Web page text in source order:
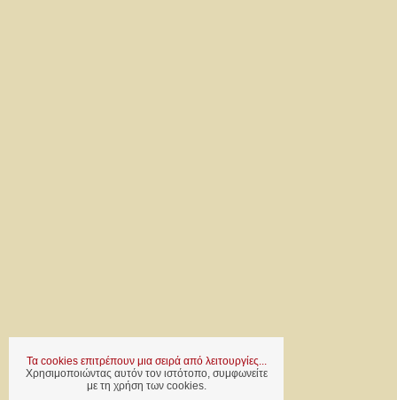
Τα cookies επιτρέπουν μια σειρά από λειτουργίες...
Χρησιμοποιώντας αυτόν τον ιστότοπο, συμφωνείτε
με τη χρήση των cookies.